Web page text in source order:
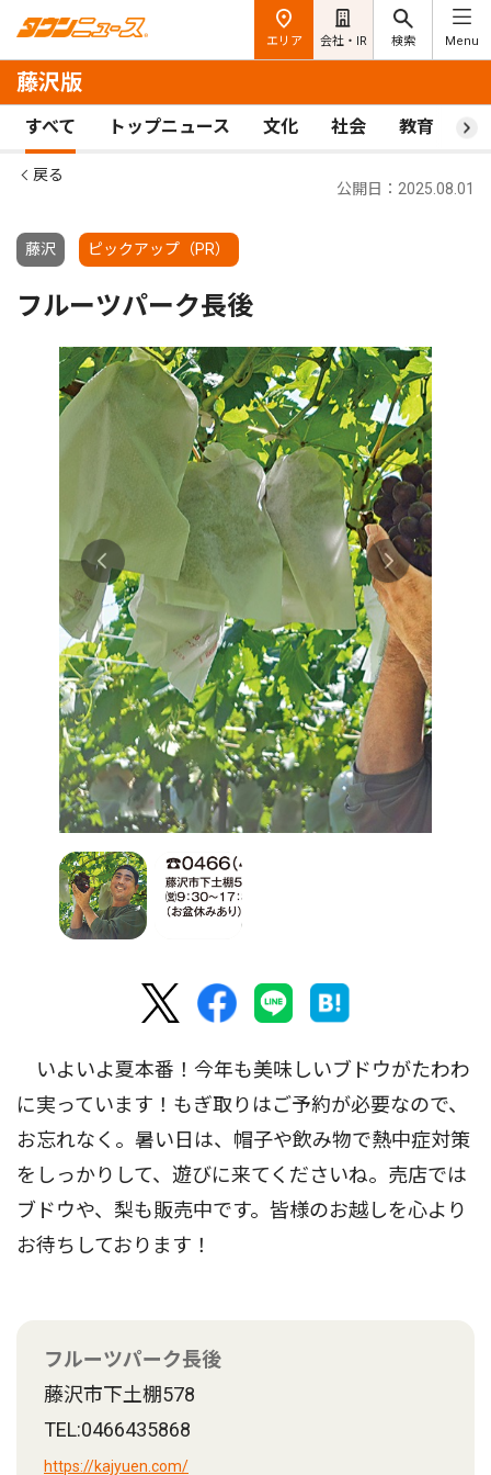
エリア 会社・IR 検索 Menu
藤沢版
すべて トップニュース 文化 社会 教育 ス
戻る
藤沢 ピックアップ（PR）
公開日：2025.08.01
フルーツパーク長後
いよいよ夏本番！今年も美味しいブドウがたわわ
に実っています！もぎ取りはご予約が必要なので、
お忘れなく。暑い日は、帽子や飲み物で熱中症対策
をしっかりして、遊びに来てくださいね。売店では
ブドウや、梨も販売中です。皆様のお越しを心より
お待ちしております！
フルーツパーク長後
藤沢市下土棚578
TEL:0466435868
https://kajyuen.com/